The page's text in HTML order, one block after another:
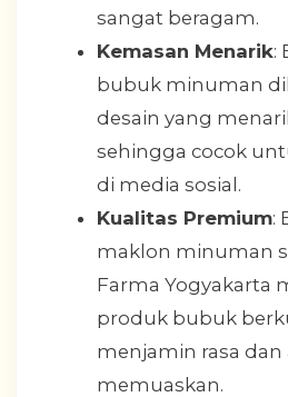
sangat beragam.
Kemasan Menarik:
bubuk minuman
desain yang
sehingga cocok
di media sosial.
Kualitas Premium:
maklon minuman
Farma Yogyakarta
produk bubuk
menjamin rasa dan
memuaskan.